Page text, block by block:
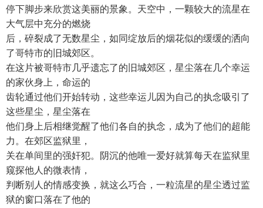
停下脚步来欣赏这美丽的景象。天空中，一颗较大的流星在
大气层中充分的燃烧
后，碎裂成了无数星尘，如同绽放后的烟花似的缓缓的洒向
了哥特市的旧城郊区。
在这片被哥特市几乎遗忘了的旧城郊区，星尘落在几个幸运
的家伙身上，命运的
齿轮通过他们开始转动，这些幸运儿因为自己的执念吸引了
这些星尘，星尘落在
他们身上后相继觉醒了他们各自的执念，成为了他们的超能
力。在郊区监狱里，
关在单间里的强奸犯。阴沉的他唯一爱好就算每天在监狱里
窥探他人的微表情，
判断别人的情感变换，就这么巧合，一粒流星的星尘透过监
狱的窗口落在了他的